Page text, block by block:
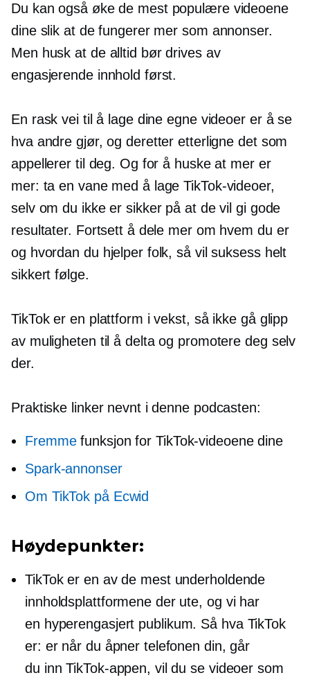
Du kan også øke de mest populære videoene
dine slik at de fungerer mer som annonser.
Men husk at de alltid bør drives av
engasjerende innhold først.
En rask vei til å lage dine egne videoer er å se
hva andre gjør, og deretter etterligne det som
appellerer til deg. Og for å huske at mer er
mer: ta en vane med å lage TikTok-videoer,
selv om du ikke er sikker på at de vil gi gode
resultater. Fortsett å dele mer om hvem du er
og hvordan du hjelper folk, så vil suksess helt
sikkert følge.
TikTok er en plattform i vekst, så ikke gå glipp
av muligheten til å delta og promotere deg selv
der.
Praktiske linker nevnt i denne podcasten:
Fremmefunksjon for TikTok-videoene dine
Spark-annonser
Om TikTok på Ecwid
Høydepunkter:
TikTok er en av de mest underholdende
innholdsplattformene der ute, og vi har
en hyperengasjert publikum. Så hva TikTok
er: er når du åpner telefonen din, går
du inn TikTok-appen, vil du se videoer som